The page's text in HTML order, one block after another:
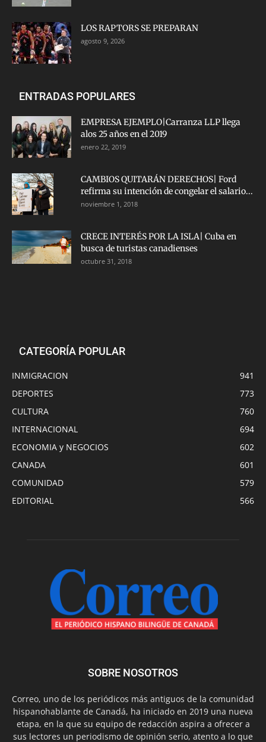
LOS RAPTORS SE PREPARAN
agosto 9, 2026
ENTRADAS POPULARES
EMPRESA EJEMPLO|Carranza LLP llega
alos 25 años en el 2019
enero 22, 2019
CAMBIOS QUITARÁN DERECHOS| Ford
refirma su intención de congelar el salario...
noviembre 1, 2018
CRECE INTERÉS POR LA ISLA| Cuba en
busca de turistas canadienses
octubre 31, 2018
CATEGORÍA POPULAR
INMIGRACION
941
DEPORTES
773
CULTURA
760
INTERNACIONAL
694
ECONOMIA y NEGOCIOS
602
CANADA
601
COMUNIDAD
579
EDITORIAL
566
SOBRE NOSOTROS
Correo, uno de los periódicos más antiguos de la comunidad
hispanohablante de Canadá, ha iniciado en 2019 una nueva
etapa, en la que su equipo de redacción aspira a ofrecer a
sus lectores un periodismo de opinión serio, atento a lo que